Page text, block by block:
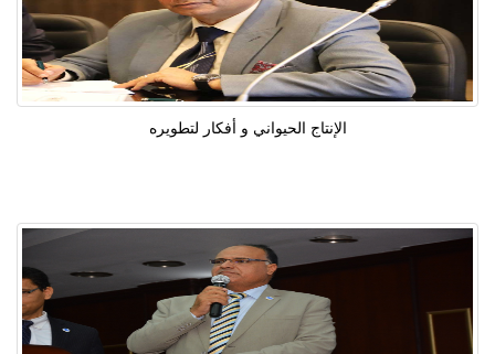
الإنتاج الحيواني و أفكار لتطويره